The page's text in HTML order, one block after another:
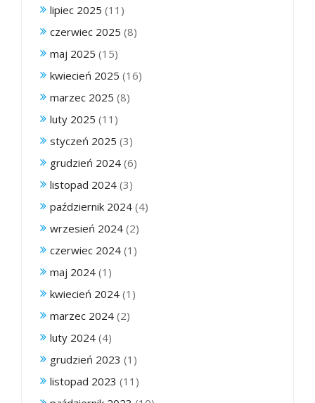
lipiec 2025 (11)
czerwiec 2025 (8)
maj 2025 (15)
kwiecień 2025 (16)
marzec 2025 (8)
luty 2025 (11)
styczeń 2025 (3)
grudzień 2024 (6)
listopad 2024 (3)
październik 2024 (4)
wrzesień 2024 (2)
czerwiec 2024 (1)
maj 2024 (1)
kwiecień 2024 (1)
marzec 2024 (2)
luty 2024 (4)
grudzień 2023 (1)
listopad 2023 (11)